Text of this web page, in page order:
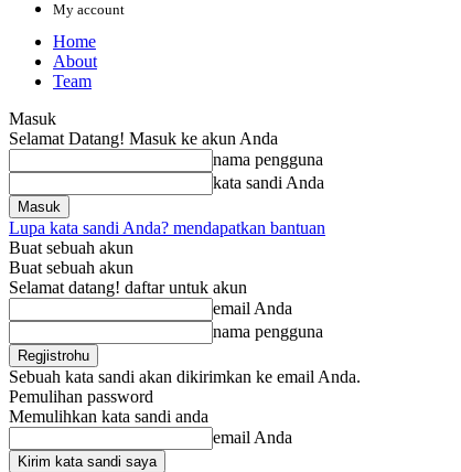
My account
Home
About
Team
Masuk
Selamat Datang! Masuk ke akun Anda
nama pengguna
kata sandi Anda
Lupa kata sandi Anda? mendapatkan bantuan
Buat sebuah akun
Buat sebuah akun
Selamat datang! daftar untuk akun
email Anda
nama pengguna
Sebuah kata sandi akan dikirimkan ke email Anda.
Pemulihan password
Memulihkan kata sandi anda
email Anda